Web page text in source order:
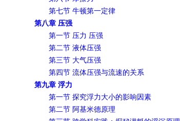
第七节 牛顿第一定律
第八章 压强
第一节 压力 压强
第二节 液体压强
第三节 大气压强
第四节 流体压强与流速的关系
第九章 浮力
第一节 探究浮力大小的影响因素
第二节 阿基米德原理